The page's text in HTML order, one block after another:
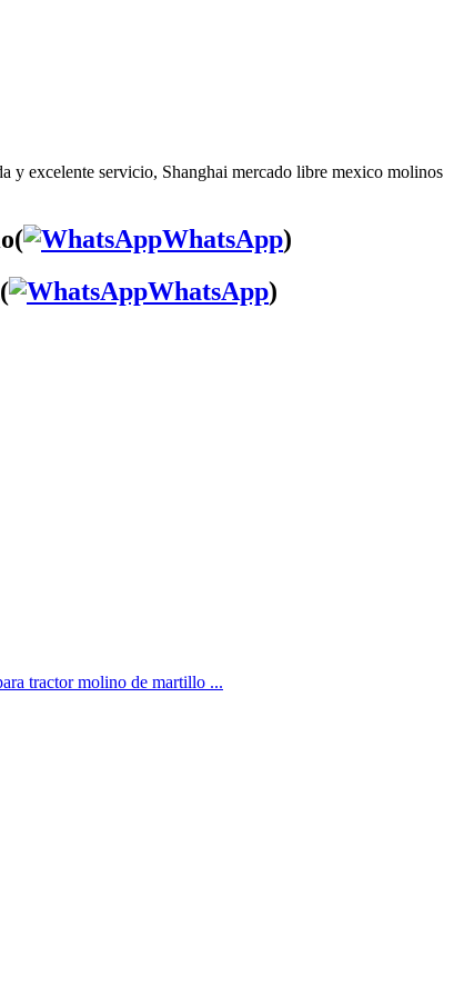
y excelente servicio, Shanghai mercado libre mexico molinos
WhatsApp)
WhatsApp)
tractor molino de martillo ...